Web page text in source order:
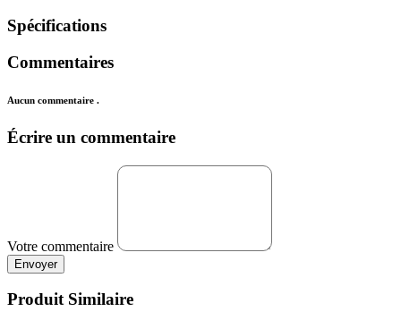
Spécifications
Commentaires
Aucun commentaire .
Écrire un commentaire
Votre commentaire
Envoyer
Produit Similaire